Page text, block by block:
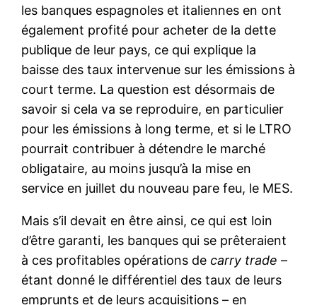
les banques espagnoles et italiennes en ont
également profité pour acheter de la dette
publique de leur pays, ce qui explique la
baisse des taux intervenue sur les émissions à
court terme. La question est désormais de
savoir si cela va se reproduire, en particulier
pour les émissions à long terme, et si le LTRO
pourrait contribuer à détendre le marché
obligataire, au moins jusqu’à la mise en
service en juillet du nouveau pare feu, le MES.
Mais s’il devait en être ainsi, ce qui est loin
d’être garanti, les banques qui se prêteraient
à ces profitables opérations decarry trade –
étant donné le différentiel des taux de leurs
emprunts et de leurs acquisitions – en